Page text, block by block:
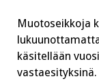
Muotoseikkoja
käsitellään